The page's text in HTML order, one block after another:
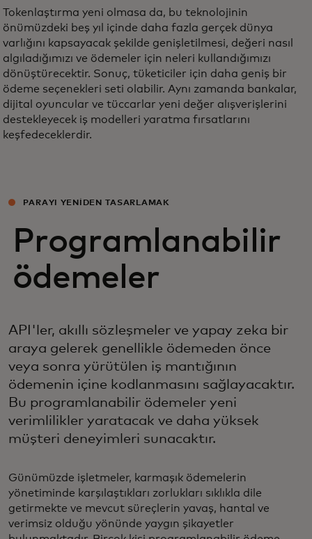
Tokenlaştırma yeni olmasa da, bu teknolojinin
önümüzdeki beş yıl içinde daha fazla gerçek dünya
varlığını kapsayacak şekilde genişletilmesi, değeri nasıl
algıladığımızı ve ödemeler için neleri kullandığımızı
dönüştürecektir. Sonuç, tüketiciler için daha geniş bir
ödeme seçenekleri seti olabilir. Aynı zamanda bankalar,
dijital oyuncular ve tüccarlar yeni değer alışverişlerini
destekleyecek iş modelleri yaratma fırsatlarını
keşfedeceklerdir.
PARAYI YENIDEN TASARLAMAK
Programlanabilir
ödemeler
API'ler, akıllı sözleşmeler ve yapay zeka bir
araya gelerek genellikle ödemeden önce
veya sonra yürütülen iş mantığının
ödemenin içine kodlanmasını sağlayacaktır.
Bu programlanabilir ödemeler yeni
verimlilikler yaratacak ve daha yüksek
müşteri deneyimleri sunacaktır.
Günümüzde işletmeler, karmaşık ödemelerin
yönetiminde karşılaştıkları zorlukları sıklıkla dile
getirmekte ve mevcut süreçlerin yavaş, hantal ve
verimsiz olduğu yönünde yaygın şikayetler